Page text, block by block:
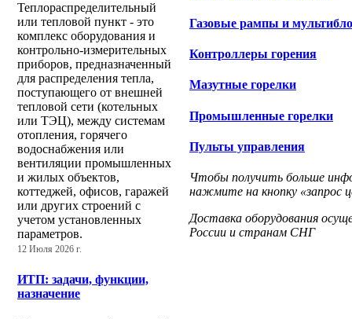
Теплораспределительный
или тепловой пункт - это
комплекс оборудования и
контрольно-измерительных
приборов, предназначенный
для распределения тепла,
поступающего от внешней
тепловой сети (котельных
или ТЭЦ), между системам
отопления, горячего
водоснабжения или
вентиляции промышленных
и жилых объектов,
коттеджей, офисов, гаражей
или других строений с
учетом установленных
параметров.
12 Июля 2026 г.
ИТП: задачи, функции,
назначение
Газовые рампы и
Контроллеры горения
Мазутные горелки
Промышленные горелки
Пульты управления
Чтобы получить больше
нажмите на кнопку «запрос
Доставка оборудования
России и странам СНГ